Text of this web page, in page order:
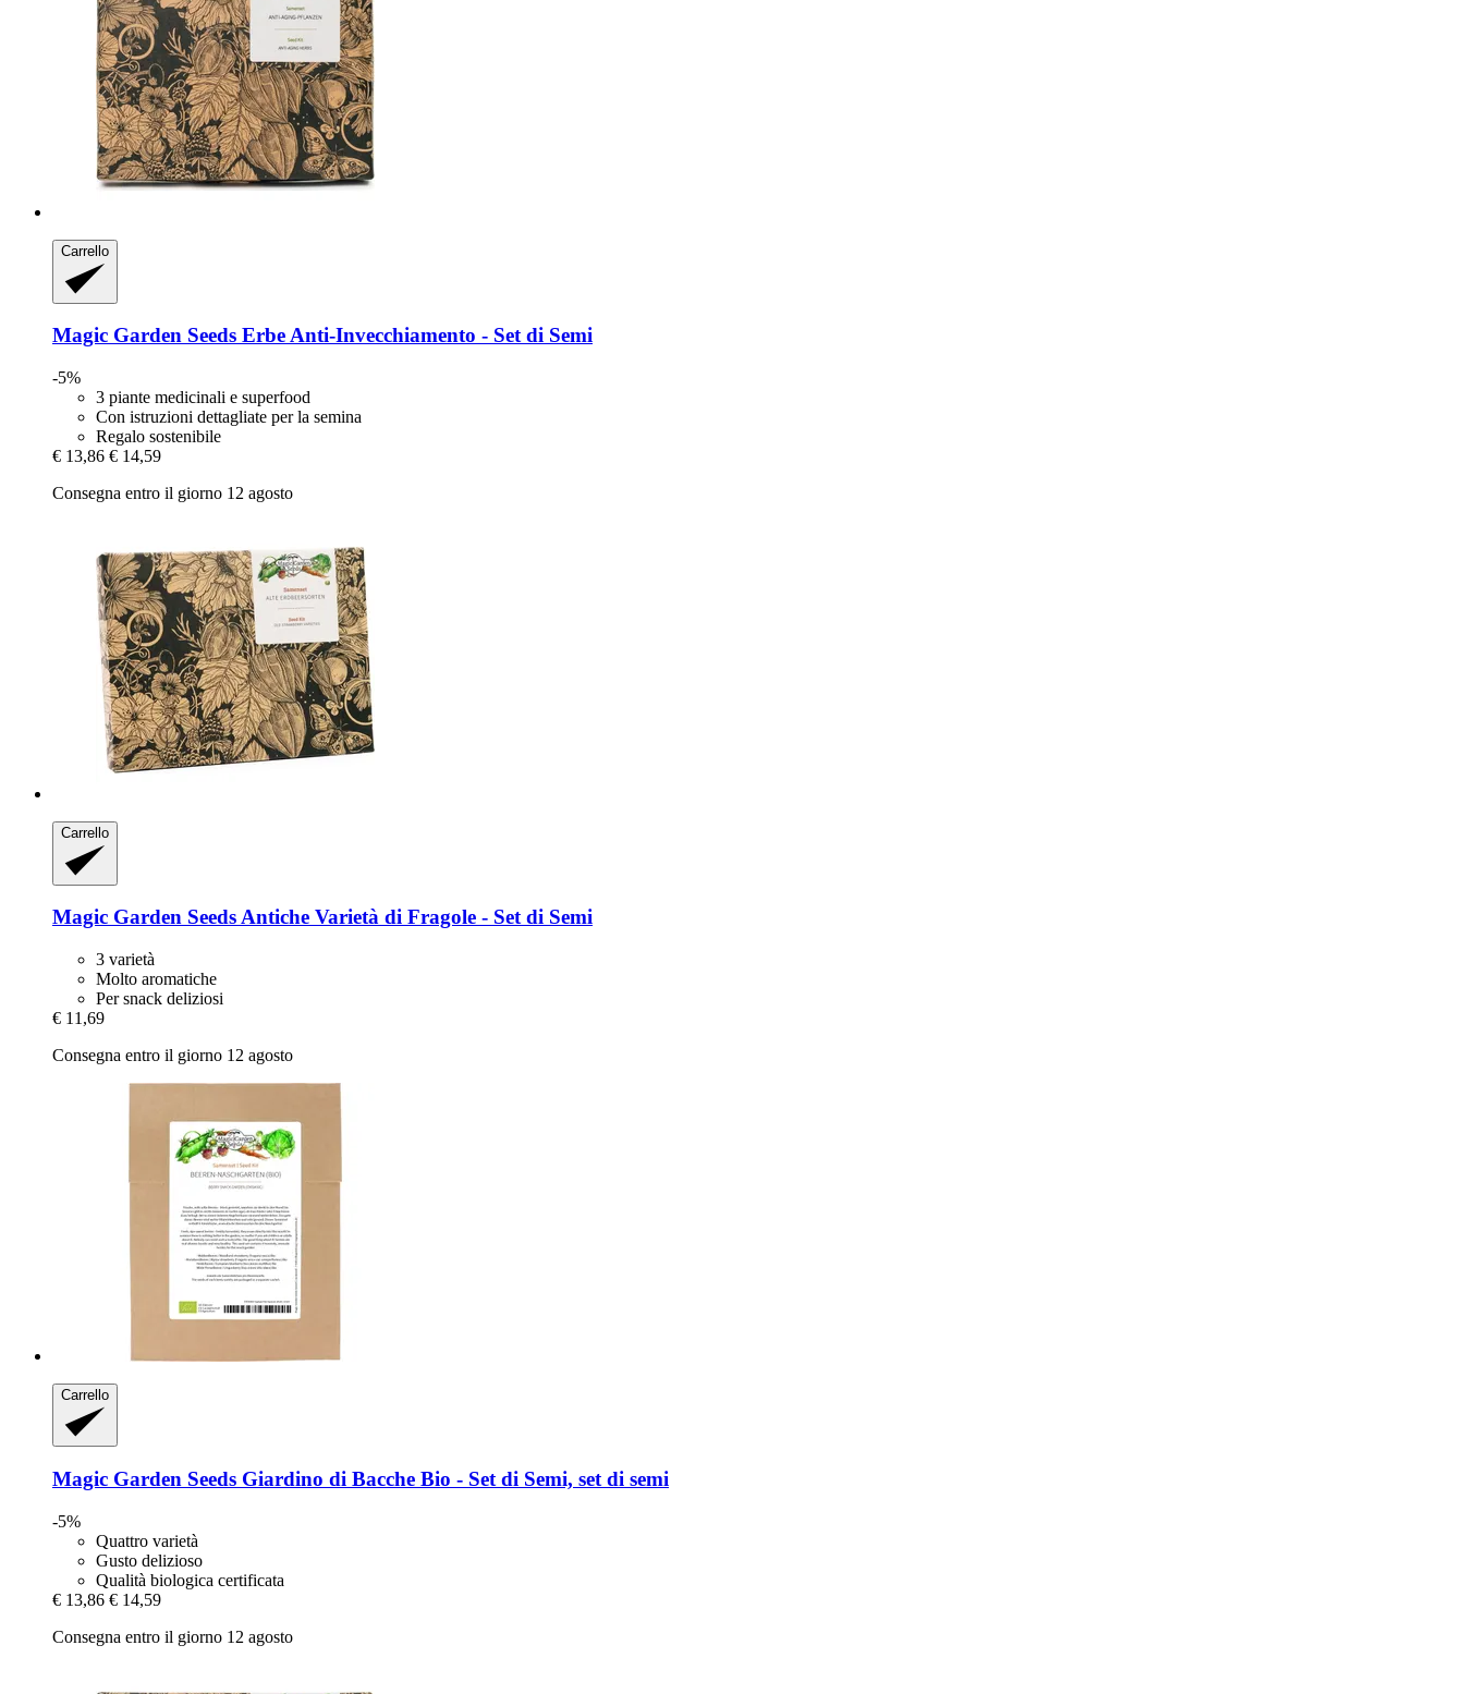
Carrello
Magic Garden Seeds Erbe Anti-​Invecchiamento -​ Set di Semi
-5%
3 piante medicinali e superfood
Con istruzioni dettagliate per la semina
Regalo sostenibile
€ 13,86 € 14,59
Consegna entro il giorno 12 agosto
Carrello
Magic Garden SeedsAntiche Varietà di Fragole -​ Set di Semi
3 varietà
Molto aromatiche
Per snack deliziosi
€ 11,69
Consegna entro il giorno 12 agosto
Carrello
Magic Garden Seeds Giardino di Bacche Bio -​ Set di Semi, set di semi
-5%
Quattro varietà
Gusto delizioso
Qualità biologica certificata
€ 13,86 € 14,59
Consegna entro il giorno 12 agosto